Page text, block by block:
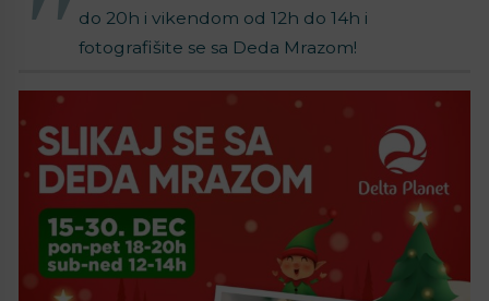
do 20h i vikendom od 12h do 14h i
fotografišite se sa Deda Mrazom!